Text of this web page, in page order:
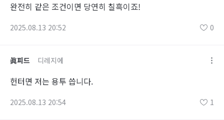
완전히 같은 조건이면 당연히 칠흑이죠!
2025.08.13 20:52 0
眞피드 디레지에
헌터면 저는 용투 씁니다.
2025.08.13 20:54 1